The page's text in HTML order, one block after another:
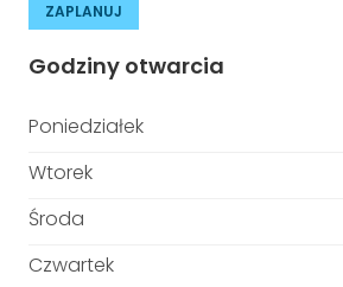
ZAPLANUJ
Godziny otwarcia
Poniedziałek
Wtorek
Środa
Czwartek